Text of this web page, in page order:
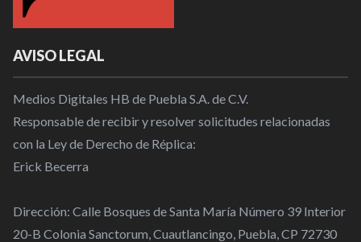
AVISO LEGAL
Medios Digitales HB de Puebla S.A. de C.V.
Responsable de recibir y resolver solicitudes relacionadas
con la Ley de Derecho de Réplica:
Erick Becerra
Dirección: Calle Bosques de Santa María Número 39 Interior
20-B Colonia Sanctorum, Cuautlancingo, Puebla, CP 72730